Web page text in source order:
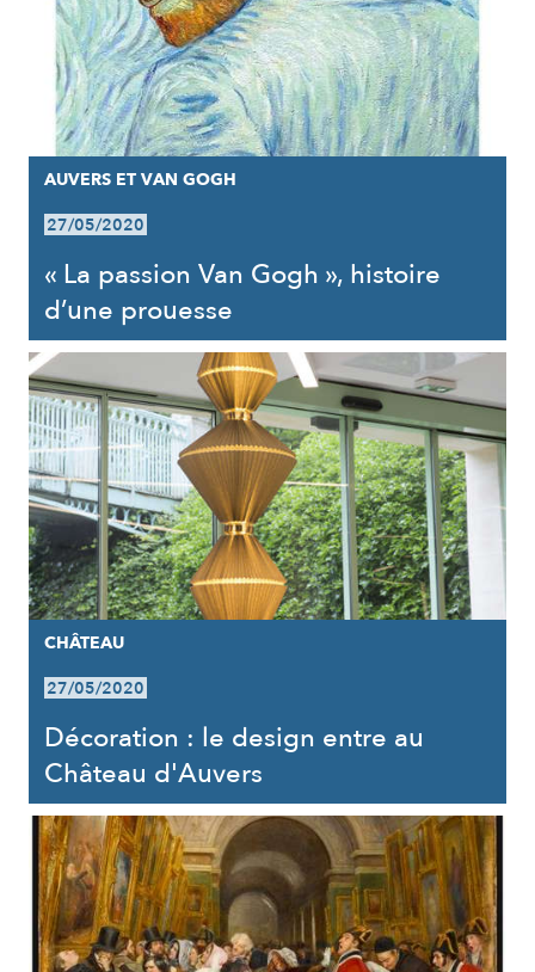
AUVERS ET VAN GOGH
27/05/2020
« La passion Van Gogh », histoire
d’une prouesse
CHÂTEAU
27/05/2020
Décoration : le design entre au
Château d'Auvers